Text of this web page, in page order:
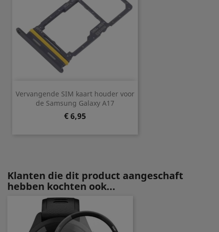
Vervangende SIM kaart houder voor
de Samsung Galaxy A17
Prijs
€ 6,95
Klanten die dit product aangeschaft
hebben kochten ook...